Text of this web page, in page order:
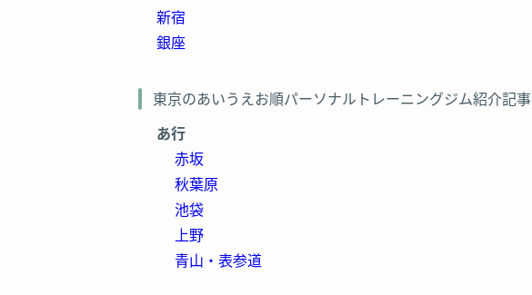
レブルス 品川店
Bodyke(ボディーク) 六本木店
Lastyle(ラスタイル)新宿西口店
ASPI(アスピ)新宿東口店
BEYOND(ビヨンド) 新宿店
Apple GYM(アップルジム)新宿店
新宿
銀座
東京のあいうえお順パーソナルトレーニングジム紹介記事
あ行
赤坂
秋葉原
池袋
上野
青山・表参道